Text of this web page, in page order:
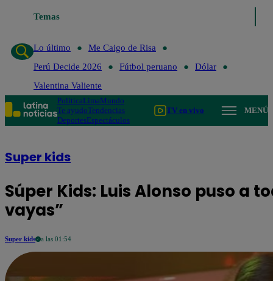
Temas
Lo último
Me Caigo de Risa
Perú Decide 2026
Fútbol peruano
Dólar
Valentina Valiente
PolíticaLimaMundo
Te ayudoTendencias
DeportesEspectáculos
TV en vivo MENÚ
Super kids
Súper Kids: Luis Alonso puso a
vayas”
Super kids a las 01:54